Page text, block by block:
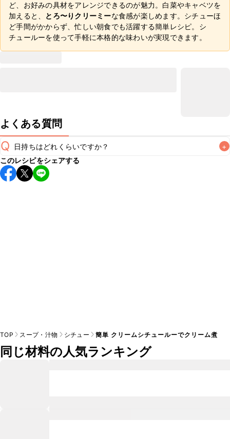
ど、お好みの具材をアレンジできるのが魅力。白菜やキャベツを
加えると、
とろ〜りクリーミーな食感が楽しめます。シチューほ
ど手間がかからず、忙しい朝食でも活躍する簡単レシピ。シ
チュールーを使って手軽に本格的な味わいが実現できます。
よくある質問
Q 日持ちはどれくらいですか？ +
保存期間は冷蔵で翌日中が目安です。なるべくお早めにお召
し上がりください。
このレシピをシェアする
TOP スープ・汁物 シチュー 簡単 クリームシチュールーでクリーム煮
同じ材料の人気ランキング